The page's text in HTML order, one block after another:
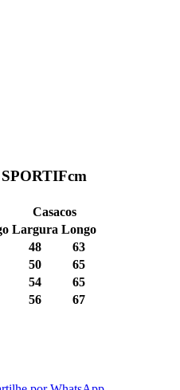
cm
Casacos
Largura Longo
48
63
50
65
54
65
56
67